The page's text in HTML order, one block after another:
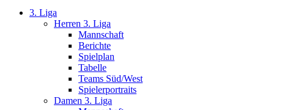
3. Liga
Herren 3. Liga
Mannschaft
Berichte
Spielplan
Tabelle
Teams Süd/West
Spielerportraits
Damen 3. Liga